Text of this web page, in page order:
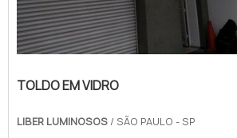
TOLDO EM VIDRO
LIBER LUMINOSOS / SÃO PAULO - SP